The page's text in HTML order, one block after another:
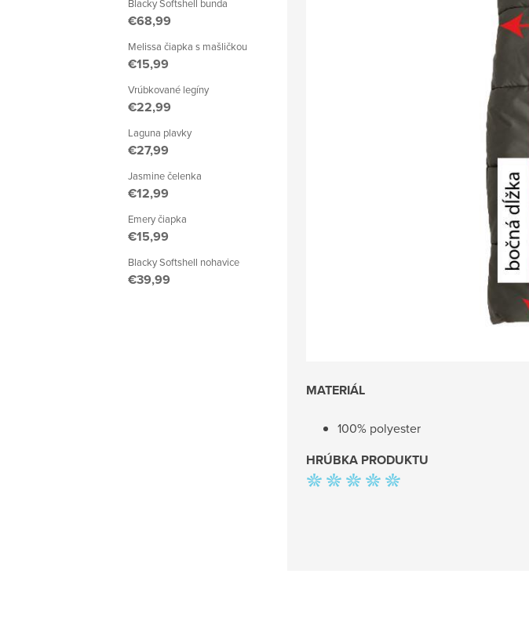
Blacky Softshell bunda
€68,99
Melissa čiapka s mašličkou
€15,99
Vrúbkované legíny
€22,99
Laguna plavky
€27,99
Jasmine čelenka
€12,99
Emery čiapka
€15,99
Blacky Softshell nohavice
€39,99
MATERIÁL
100% polyester
HRÚBKA PRODUKTU